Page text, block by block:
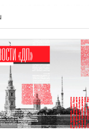
в рамках
дела о
85,9 млн рублей у
элитного
Вилладж".